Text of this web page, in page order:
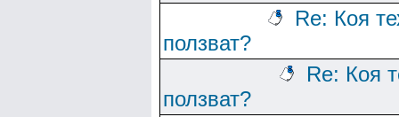
Re: Коя
ползват?
Re: Коя
ползват?